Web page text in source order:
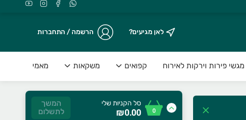
לאן מגיעים? הרשמה / התחברות
מגשי פירות וירקות לאירוח קפואים משקאות מאמי
0
סל הקניות שלי
₪0.00
המשך
לתשלום